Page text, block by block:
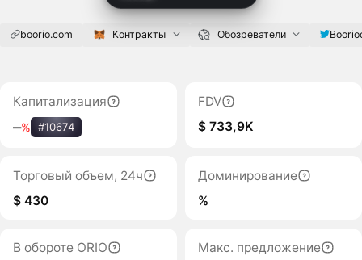
boorio.com Контракты Обозреватели
Капитализация
‒% #10674
FDV
$ 733,9K
Торговый объем, 24ч
$ 430
Доминирование
%
В обороте ORIO
Макс. предложение